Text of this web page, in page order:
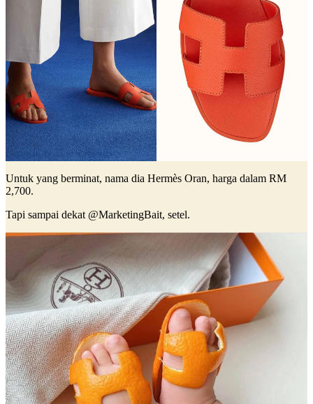
Untuk yang berminat, nama dia Hermès Oran, harga dalam RM
2,700.
Tapi sampai dekat @MarketingBait, setel.